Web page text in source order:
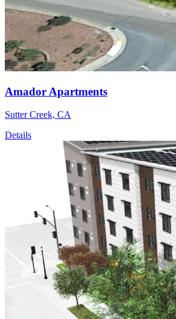
Amador Apartments
Sutter Creek, CA
Details